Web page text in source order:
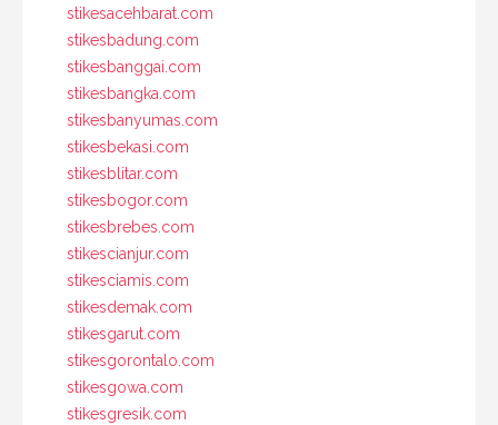
stikesacehbarat.com
stikesbadung.com
stikesbanggai.com
stikesbangka.com
stikesbanyumas.com
stikesbekasi.com
stikesblitar.com
stikesbogor.com
stikesbrebes.com
stikescianjur.com
stikesciamis.com
stikesdemak.com
stikesgarut.com
stikesgorontalo.com
stikesgowa.com
stikesgresik.com